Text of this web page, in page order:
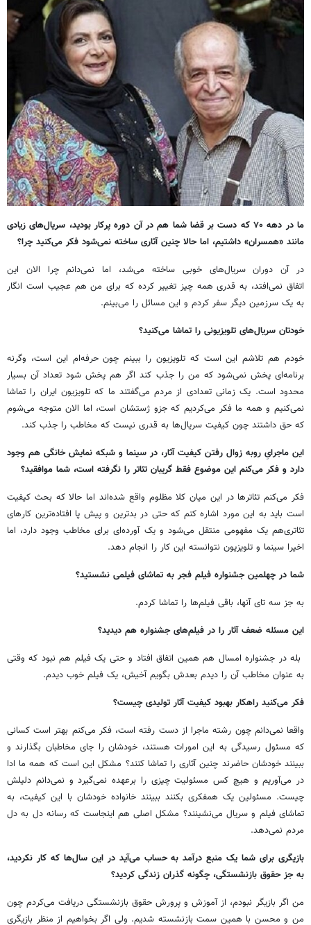
ما در دهه ۷۰ که دست بر قضا شما هم در آن دوره پرکار بودید، سریال‌های زیادی
مانند «همسران» داشتیم، اما حالا چنین آثاری ساخته نمی‌شود فکر می‌کنید چرا؟
در آن دوران سریال‌های خوبی ساخته می‌شد، اما نمی‌دانم چرا الان این
اتفاق‌ نمی‌افتد، به قدری همه چیز تغییر کرده که برای من هم عجیب است انگار
به یک سرزمین دیگر سفر کردم و این مسائل را می‌بینم.
خودتان سریال‌های تلویزیونی را تماشا می‌کنید؟
خودم هم تلاشم این است که تلویزیون را ببینم چون حرفه‌ام این است، وگرنه
برنامه‌ای پخش نمی‌شود که من را جذب کند اگر هم پخش شود تعداد آن‌ بسیار
محدود است. یک زمانی تعدادی از مردم می‌گفتند ما که تلویزیون ایران را تماشا
نمی‌کنیم و همه ما فکر می‌کردیم که جزو ژستشان است، اما الان متوجه می‌شوم
که حق داشتند چون کیفیت سریال‌ها به قدری نیست که مخاطب را جذب کند.
این ماجرایِ روبه زوال رفتن کیفیت آثار، در سینما و شبکه نمایش خانگی هم وجود
دارد و فکر می‌کنم این موضوع فقط گریبان تئاتر را نگرفته است، شما موافقید؟
فکر می‌کنم تئاترها در این میان کلا مظلوم واقع شده‌اند اما حالا که بحث کیفیت
است باید به این مورد اشاره کنم که حتی در بدترین و پیش پا افتاده‌ترین کارهای
تئاتری‌هم یک مفهومی منتقل می‌شود و یک آورده‌ای برای مخاطب وجود دارد، اما
اخیرا سینما و تلویزیون نتوانسته این کار را انجام دهد.
شما در چهلمین جشنواره فیلم فجر به تماشای فیلمی نشستید؟
به جز سه تای آنها، باقی فیلم‌ها را تماشا کردم.
این مسئله ضعف آثار را در فیلم‌های جشنواره هم دیدید؟
بله در جشنواره امسال هم همین اتفاق افتاد و حتی یک فیلم هم نبود که وقتی
به عنوان مخاطب آن را دیدم بعدش بگویم آخیش، یک فیلم خوب دیدم.
فکر می‌کنید راهکار بهبود کیفیت آثار تولیدی چیست؟
واقعا نمی‌دانم چون رشته ماجرا از دست رفته است، فکر می‌کنم بهتر است کسانی
که مسئول رسیدگی به این امورات هستند، خودشان را جای مخاطبان بگذارند و
ببینند خودشان حاضرند چنین آثاری را تماشا کنند؟ مشکل این است که همه ما ادا
در می‌آوریم و هیچ کس مسئولیت چیزی را برعهده نمی‌گیرد و نمی‌دانم دلیلش
چیست. مسئولین یک همفکری بکنند ببینند خانواده خودشان با این کیفیت، به
تماشای فیلم و سریال می‌نشینند؟ مشکل اصلی هم اینجاست که رسانه‌ دل به دل
مردم نمی‌دهد.
بازیگری برای شما یک منبع درآمد به حساب می‌آید در این سال‌ها که کار نکردید،
به جز حقوق بازنشستگی، چگونه گذران زندگی کردید؟
من اگر بازیگر نبودم، از آموزش و پرورش حقوق بازنشستگی دریافت می‌کردم چون
من و محسن با همین سمت بازنشسته شدیم. ولی اگر بخواهیم از منظر بازیگری